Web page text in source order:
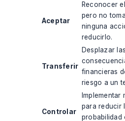
Aceptar
Reconocer
pero no
ninguna
reducirlo.
Transferir
Desplazar
financieras
riesgo a un
Controlar
Implementar
para reducir
probabilidad